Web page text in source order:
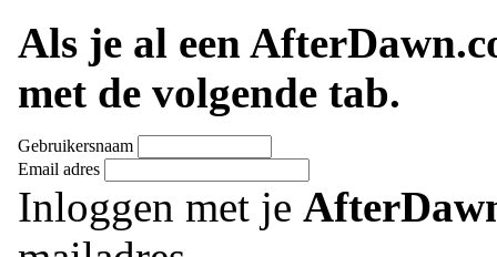
Als je al een
met de volgende tab.
Gebruikersnaam
Email adres
Inloggen met je